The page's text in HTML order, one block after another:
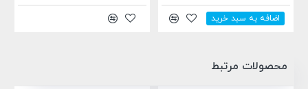
اضافه به سبد خرید
محصولات مرتبط